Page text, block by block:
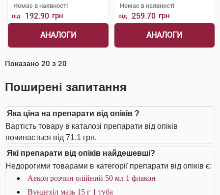
Немає в наявності
від 192.90 грн
АНАЛОГИ
Немає в наявності
від 259.70 грн
АНАЛОГИ
Показано 20 з 20
Поширені запитання
Яка ціна на препарати від опіків ?
Вартість товару в каталозі препарати від опіків
починається від 71.1 грн.
Які препарати від опіків найдешевші?
Недорогими товарами в категорії препарати від опіків є:
Аекол розчин олійний 50 мл 1 флакон
Вундехіл мазь 15 г 1 туба